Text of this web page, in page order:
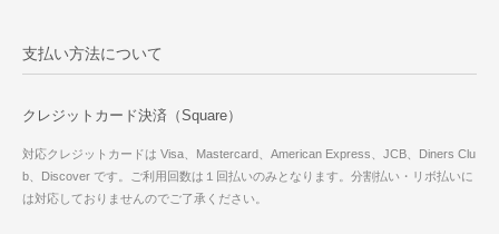
支払い方法について
クレジットカード決済（Square）
対応クレジットカードは Visa、Mastercard、American Express、JCB、Diners Clu
b、Discover です。ご利用回数は１回払いのみとなります。分割払い・リボ払いに
は対応しておりませんのでご了承ください。